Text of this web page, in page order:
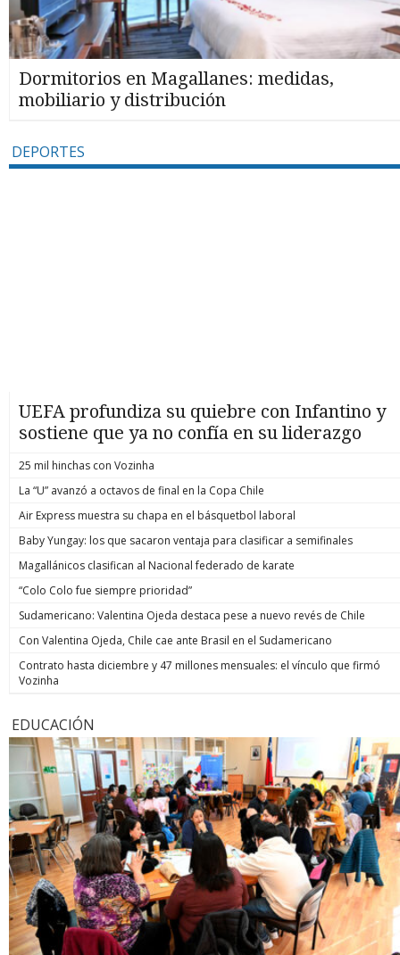
Dormitorios en Magallanes: medidas,
mobiliario y distribución
DEPORTES
UEFA profundiza su quiebre con Infantino y
sostiene que ya no confía en su liderazgo
25 mil hinchas con Vozinha
La “U” avanzó a octavos de final en la Copa Chile
Air Express muestra su chapa en el básquetbol laboral
Baby Yungay: los que sacaron ventaja para clasificar a semifinales
Magallánicos clasifican al Nacional federado de karate
“Colo Colo fue siempre prioridad”
Sudamericano: Valentina Ojeda destaca pese a nuevo revés de Chile
Con Valentina Ojeda, Chile cae ante Brasil en el Sudamericano
Contrato hasta diciembre y 47 millones mensuales: el vínculo que firmó
Vozinha
EDUCACIÓN